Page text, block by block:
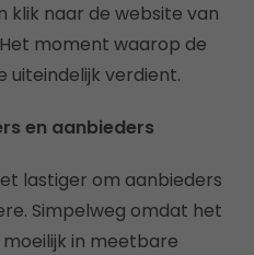
klik naar de website van
moment waarop de
uiteindelijk verdient.
en aanbieders
lastiger om aanbieders
Simpelweg omdat het
in meetbare